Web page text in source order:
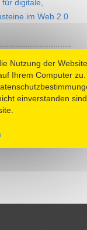
digitale,
im Web 2.0
Deutschland
Nutzung der Website
Ihrem Computer zu.
einverstanden